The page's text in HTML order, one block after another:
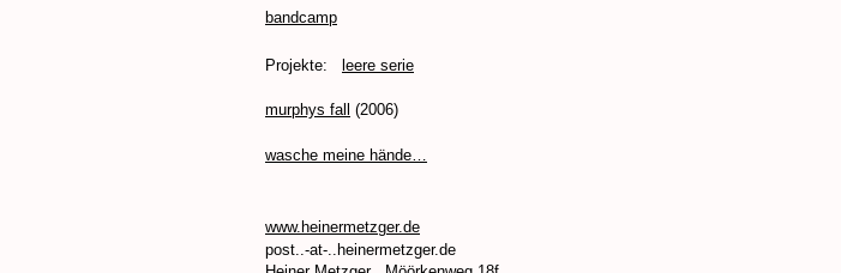
bandcamp
Projekte: eere serie
murphys fall (2006)
wasche meine hände…
www.heinermetzger.de
post..-at-..heinermetzger.de